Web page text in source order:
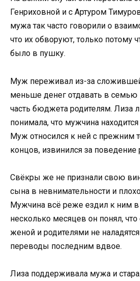
Генриховной и с Артуром
мужа так часто говорили о
что их обворуют, только потому
было в пушку.
Муж переживал из-за
меньше денег отдавать в семью
часть бюджета родителям. Лиза
понимала, что мужчина
Муж относился к ней с прежним
концов, извинился за поведение
Свёкры же не признали свою
сына в невнимательности и
Мужчина всё реже ездил к ним в
несколько месяцев он понял,
женой и родителями не
переводы последним вдвое.
Лиза поддерживала мужа и